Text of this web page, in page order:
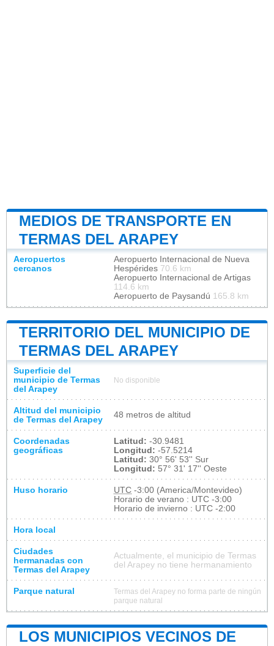
MEDIOS DE TRANSPORTE EN
TERMAS DEL ARAPEY
Aeropuertos
cercanos
Aeropuerto Internacional de Nueva
Hespérides 70.6 km
Aeropuerto Internacional de Artigas
114.6 km
Aeropuerto de Paysandú 165.8 km
TERRITORIO DEL MUNICIPIO DE
TERMAS DEL ARAPEY
Superficie del
municipio de Termas
del Arapey
No disponible
Altitud del municipio
de Termas del Arapey
48 metros de altitud
Coordenadas
geográficas
Latitud: -30.9481
Longitud: -57.5214
Latitud: 30° 56' 53'' Sur
Longitud: 57° 31' 17'' Oeste
Huso horario UTC -3:00 (America/Montevideo)
Horario de verano : UTC -3:00
Horario de invierno : UTC -2:00
Hora local
Ciudades
hermanadas con
Termas del Arapey
Actualmente, el municipio de Termas
del Arapey no tiene hermanamiento
Parque natural
Termas del Arapey no forma parte de ningún
parque natural
LOS MUNICIPIOS VECINOS DE